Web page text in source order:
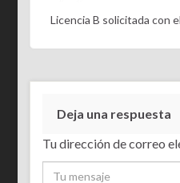
Licencia B solicitada con
Deja una respuesta
Tu dirección de correo